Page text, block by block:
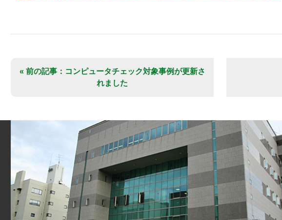
« 前の記事：コンピュータチェック対象事例が更新さ
れました